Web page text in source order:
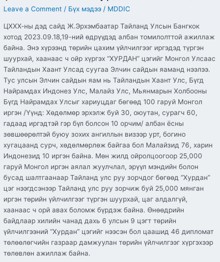
Leave a Comment / Бүх мэдээ / MDDIC
ЦХХХ-ны дэд сайд Ж.Эрхэмбаатар Тайланд Улсын Бангкок
хотод 2023.09.18,19-ний өдрүүдэд албан томилолттой ажиллаж
байна. Энэ хүрээнд төрийн цахим үйлчилгээг иргэдэд түргэн
шуурхай, хаанаас ч ойр хүргэх “ХУРДАН” цэгийг Монгол Улсаас
Тайландын Хаант Улсад суугаа Элчин сайдын яаманд нээлээ.
Тус улсын Элчин сайдын яам нь Тайландын Хаант Улс, Бүгд
Найрамдах Индонез Улс, Малайз Улс, Мьянмарын Холбооны
Бүгд Найрамдах Улсыг хариуцдаг бөгөөд 100 гаруй Монгол
иргэн /Үүнд: Хөдөлмөр эрхэлж буй 30, оюутан, сурагч 60,
гадаад иргэдтэй гэр бүл болсон 10 орчим/ албан ёсны
зөвшөөрөлтэй буюу зохих ангиллын визээр урт, богино
хугацаанд сурч, хөдөлмөрлөж байгаа бол Малайзид 76, харин
Индонезид 10 иргэн байна. Мөн жилд ойролцоогоор 25,000
гаруй Монгол иргэн аялал жуулчлал, эрүүл мэндийн болон
бусад шалтгаанаар Тайланд улс руу зорчдог бөгөөд “Хурдан”
цэг нээгдсэнээр Тайланд улс руу зорчиж буй 25,000 мянган
иргэн төрийн үйлчилгээг түргэн шуурхай, цаг алдалгүй,
хаанаас ч орй авах боломж бүрдэж байна. Өнөөдрийн
байдлаар хилийн чанад дахь 6 улсын 9 цэгт төрийн
үйлчилгээний “Хурдан” цэгийг нээсэн бол цаашид 46 дипломат
төлөөлөгчийн газраар дамжуулан төрийн үйлчилгээг хүргэхээр
төлөвлөн ажиллаж байна.